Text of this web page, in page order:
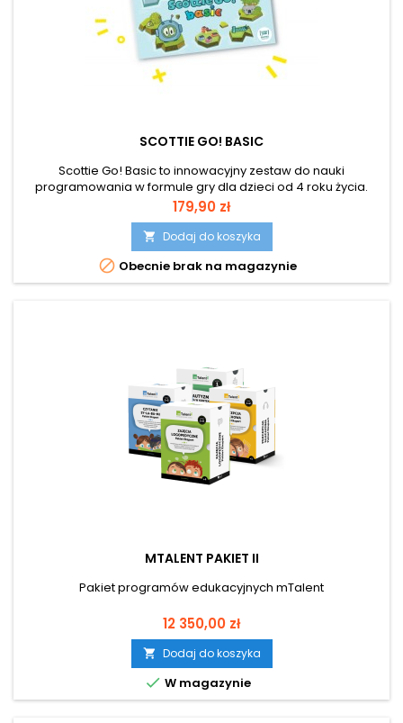
SCOTTIE GO! BASIC
Scottie Go! Basic to innowacyjny zestaw do nauki
programowania w formule gry dla dzieci od 4 roku życia.
Rozwija intuicję algorytmiczną i pomaga młodszym dzieciom
poprzez zabawę poznawać podstawy programowania. 0
Cena
179,90 zł
 Dodaj do koszyka
 Obecnie brak na magazynie
MTALENT PAKIET II
Pakiet programów edukacyjnych mTalent
Cena
12 350,00 zł
 Dodaj do koszyka
 W magazynie